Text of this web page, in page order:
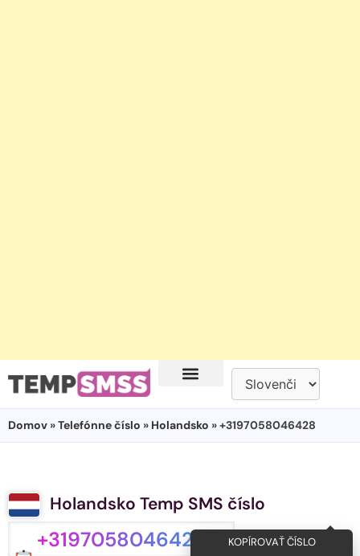
Domov »Telefónne číslo » Holandsko » +3197058046428
Holandsko Temp SMS číslo
+3197058046428 KOPÍROVAŤ ČÍSLO